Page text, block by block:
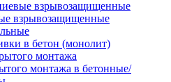
взрывозащищенные
взрывозащищенные
в бетон (монолит)
монтажа
монтажа в бетонные/